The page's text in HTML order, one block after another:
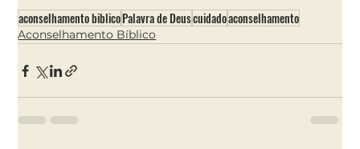
aconselhamento biblicoPalavra de Deuscuidadoaconselhamento
Aconselhamento Bíblico